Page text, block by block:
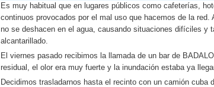
Es muy habitual que en lugares públicos como cafeterías,
continuos provocados por el mal uso que hacemos de la
no se deshacen en el agua, causando situaciones difíciles y
alcantarillado.
El viernes pasado recibimos la llamada de un bar de
residual, el olor era muy fuerte y la inundación estaba ya
Decidimos trasladarnos hasta el recinto con un camión cuba